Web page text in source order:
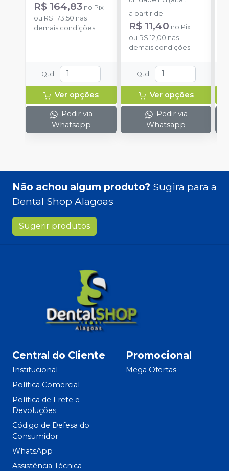
R$ 164,83 no Pix
ou R$ 173,50 nas
demais condições
Qtd :
Ver opções
Pedir via
Whatsapp
rotação).
a partir de:
R$ 11,40 no Pix
ou R$ 12,00 nas
demais condições
Qtd :
Ver opções
Pedir via
Whatsapp
Não achou algum produto? Sugira para a
Dental Shop Alagoas
Sugerir produtos
Central do Cliente
Institucional
Política Comercial
Política de Frete e
Devoluções
Código de Defesa do
Consumidor
WhatsApp
Assistência Técnica
Promocional
Mega Ofertas